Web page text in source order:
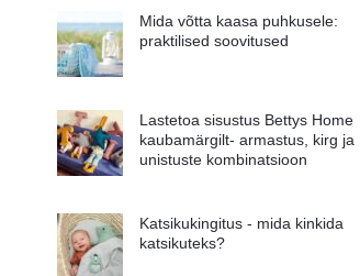
Mida võtta kaasa puhkusele:
praktilised soovitused
Lastetoa sisustus Bettys Home
kaubamärgilt- armastus, kirg ja
unistuste kombinatsioon
Katsikukingitus - mida kinkida
katsikuteks?